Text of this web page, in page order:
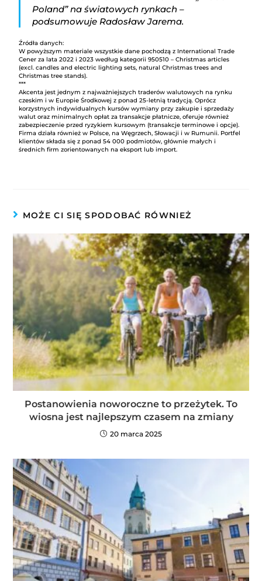
Poland” na światowych rynkach –
podsumowuje Radosław Jarema.
Źródła danych:
W powyższym materiale wszystkie dane pochodzą z International Trade
Cener za lata 2022 i 2023 według kategorii 950510 – Christmas articles
(excl. candles and electric lighting sets, natural Christmas trees and
Christmas tree stands).
***
Akcenta jest jednym z najważniejszych traderów walutowych na rynku
czeskim i w Europie Środkowej z ponad 25-letnią tradycją. Oprócz
korzystnych indywidualnych kursów wymiany przy zakupie i sprzedaży
walut oraz minimalnych opłat za transakcje płatnicze, oferuje również
zabezpieczenie przed ryzykiem kursowym (transakcje terminowe i opcje).
Firma działa również w Polsce, na Węgrzech, Słowacji i w Rumunii. Portfel
klientów składa się z ponad 54 000 podmiotów, głównie małych i
średnich firm zorientowanych na eksport lub import.
MOŻE CI SIĘ SPODOBAĆ RÓWNIEŻ
Postanowienia noworoczne to przeżytek. To
wiosna jest najlepszym czasem na zmiany
20 marca 2025